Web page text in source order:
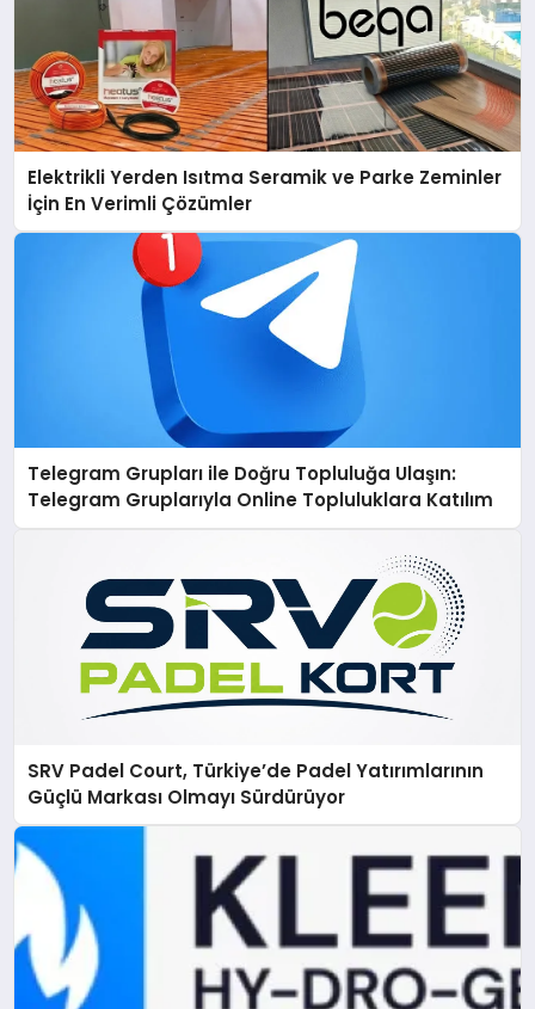
Elektrikli Yerden Isıtma Seramik ve Parke Zeminler
İçin En Verimli Çözümler
Telegram Grupları ile Doğru Topluluğa Ulaşın:
Telegram Gruplarıyla Online Topluluklara Katılım
SRV Padel Court, Türkiye’de Padel Yatırımlarının
Güçlü Markası Olmayı Sürdürüyor